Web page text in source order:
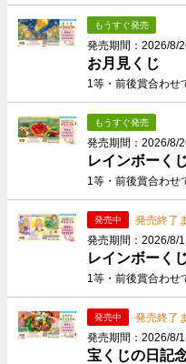
もうすぐ発売
発売期間：2026/8/
お月見くじ
1等・前後賞合わせ
もうすぐ発売
発売期間：2026/8/
レインボーく
1等・前後賞合わせ
発売中 発売終了
発売期間：2026/8/
レインボーく
1等・前後賞合わせ
発売中 発売終了
発売期間：2026/8/
宝くじの日記